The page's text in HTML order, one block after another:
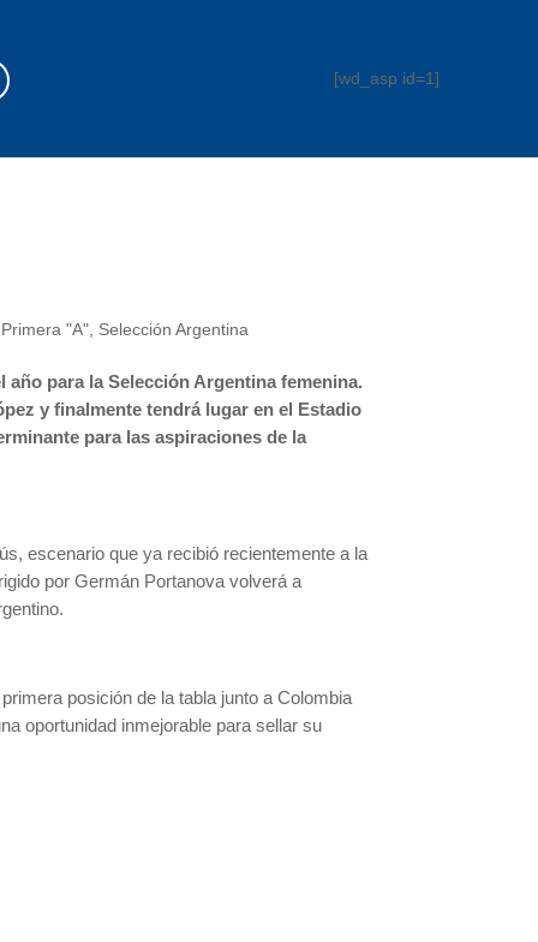
[wd_asp id=1]
Primera "A" Selección Argentina
para la Selección Argentina femenina.
y finalmente tendrá lugar en el Estadio
para las aspiraciones de la
escenario que ya recibió recientemente a la
por Germán Portanova volverá a
posición de la tabla junto a Colombia
oportunidad inmejorable para sellar su